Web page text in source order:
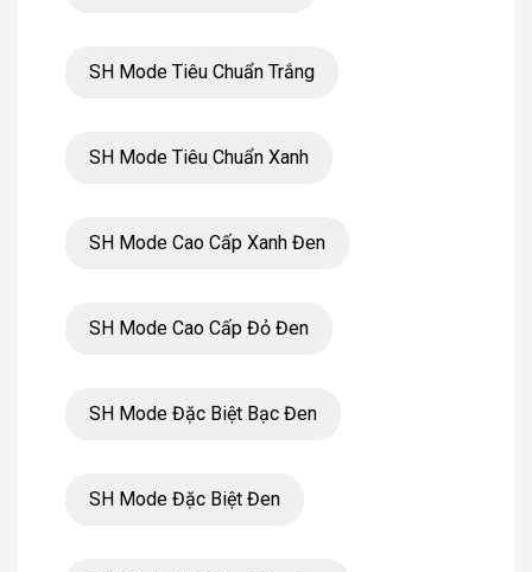
SH Mode Tiêu Chuẩn Trắng
SH Mode Tiêu Chuẩn Xanh
SH Mode Cao Cấp Xanh Đen
SH Mode Cao Cấp Đỏ Đen
SH Mode Đặc Biệt Bạc Đen
SH Mode Đặc Biệt Đen